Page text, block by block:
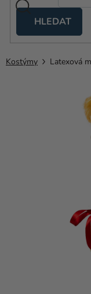
HLEDAT
stany
Kanekalon
Kostýmy Latexová